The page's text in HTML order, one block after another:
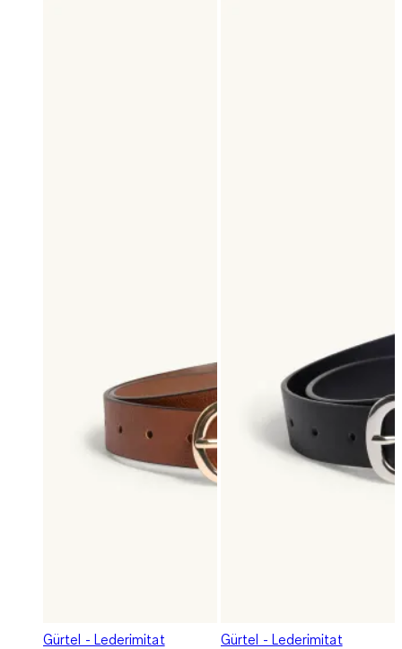
Gürtel - Lederimitat
Gürtel - Lederimitat